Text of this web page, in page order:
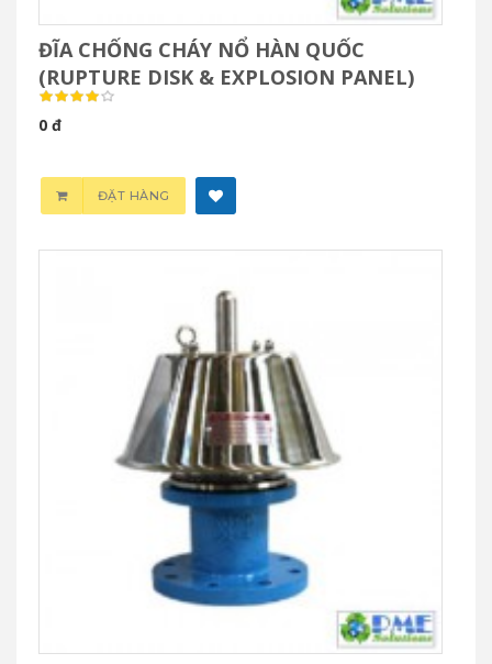
ĐĨA CHỐNG CHÁY NỔ HÀN QUỐC
(RUPTURE DISK & EXPLOSION PANEL)
0 đ
ĐẶT HÀNG